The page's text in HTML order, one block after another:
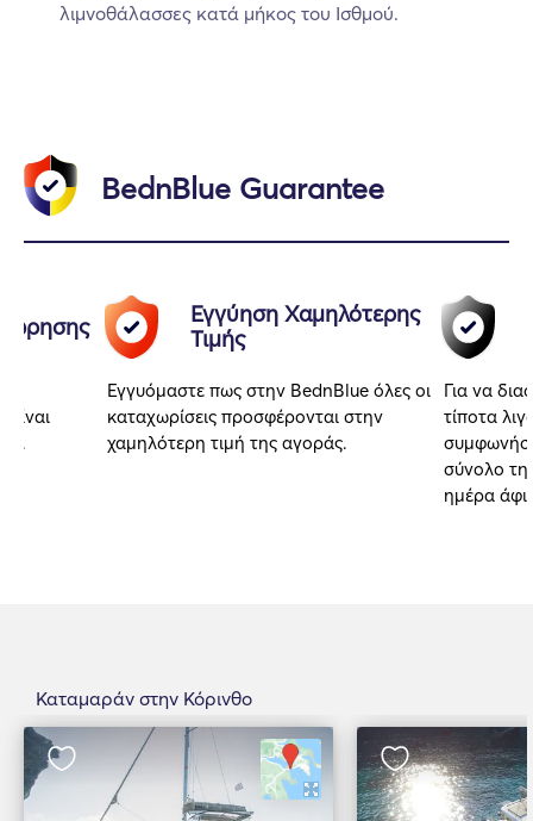
λιμνοθάλασσες κατά μήκος του Ισθμού.
BednBlue Guarantee
Εγγύηση Χαμηλότερης
Τιμής
Εγγυόμαστε πως στην BednBlue όλες οι
καταχωρίσεις προσφέρονται στην
χαμηλότερη τιμή της αγοράς.
Για να
τίποτα
σύνολο
ημέρα
Καταμαράν στην Κόρινθο